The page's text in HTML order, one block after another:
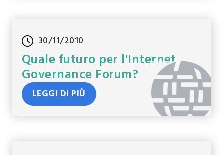
30/11/2010
Quale futuro per l'Internet
Governance Forum?
LEGGI DI PIÙ